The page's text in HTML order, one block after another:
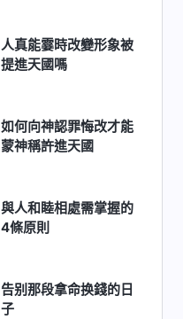
人真能霎時改變形象被
提進天國嗎
如何向神認罪悔改才能
蒙神稱許進天國
與人和睦相處需掌握的
4條原則
告别那段拿命换錢的日
子